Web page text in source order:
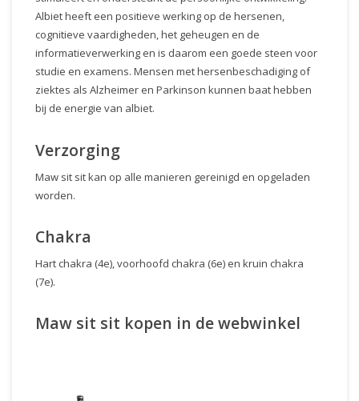
Albiet heeft een positieve werking op de hersenen,
cognitieve vaardigheden, het geheugen en de
informatieverwerking en is daarom een goede steen voor
studie en examens. Mensen met hersenbeschadiging of
ziektes als Alzheimer en Parkinson kunnen baat hebben
bij de energie van albiet.
Verzorging
Maw sit sit kan op alle manieren gereinigd en opgeladen
worden.
Chakra
Hart chakra (4e), voorhoofd chakra (6e) en kruin chakra
(7e).
Maw sit sit kopen in de webwinkel